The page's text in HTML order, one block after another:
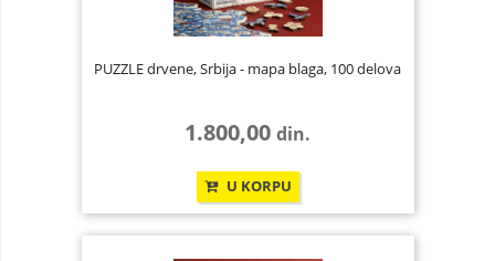
PUZZLE drvene, Srbija - mapa blaga, 100 delova
1.800,00din.
U KORPU